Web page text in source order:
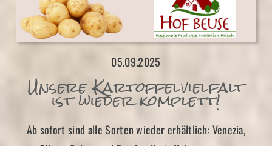
05.09.2025
Unsere Kartoffelvielfalt
ist wieder komplett!
Ab sofort sind alle Sorten wieder erhältlich: Venezia,